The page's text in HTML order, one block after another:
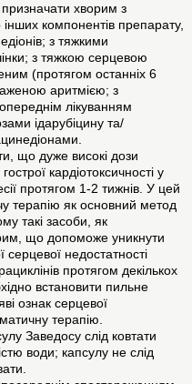
хворим з
інших компонентів препарату,
з тяжкими
з тяжкою серцевою
(протягом останніх 6
аритмією; з
лікуванням
ідарубіцину та/
що дуже високі дози
кардіотоксичності у
протягом 1-2 тижнів. У цей
терапію як основний метод
такі засоби, як
що допоможе уникнути
серцевої недостатності
протягом декількох
встановити пильне
ознак серцевої
терапію.
Заведосу слід ковтати
води; капсулу не слід